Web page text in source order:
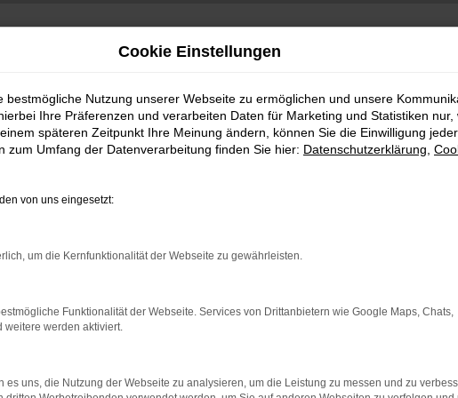
bestimmter Seiten verhindern. Funktioniert die Seite in einem
beheben.
auf dem neuesten Stand sind.
Cookie Einstellungen
bestmögliche Nutzung unserer Webseite zu ermöglichen und unsere
Ihre Präferenzen und verarbeiten Daten für Marketing und Statistiken nur,
späteren Zeitpunkt Ihre Meinung ändern, können Sie die Einwilligung
zum Umfang der Datenverarbeitung finden Sie hier: Datenschutzerklärung
von uns eingesetzt:
um die Kernfunktionalität der Webseite zu gewährleisten.
Funktionalität der Webseite. Services von Drittanbietern wie Google Maps, Chats,
weitere werden aktiviert.
es uns, die Nutzung der Webseite zu analysieren, um die Leistung zu messen und zu